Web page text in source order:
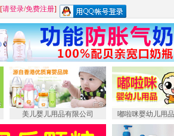
[请登录/免费注册]
美儿婴儿用品有限公司 嘟啦咪婴幼儿用